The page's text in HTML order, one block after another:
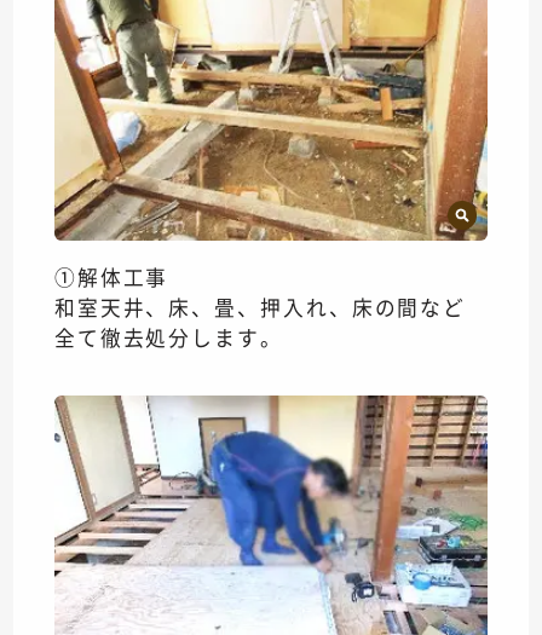
①解体工事
和室天井、床、畳、押入れ、床の間など
全て徹去処分します。